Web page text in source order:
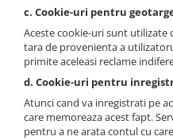
c. Cookie-uri pentru
Aceste cookie-uri sunt utilizate
tara de provenienta a
primite aceleasi reclame
d. Cookie-uri pentru
Atunci cand va inregistrati pe
care memoreaza acest fapt.
pentru a ne arata contul cu